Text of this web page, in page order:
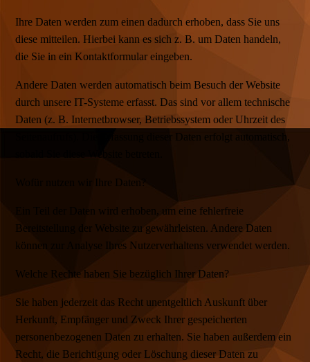
Ihre Daten werden zum einen dadurch erhoben, dass Sie uns
diese mitteilen. Hierbei kann es sich z. B. um Daten handeln,
die Sie in ein Kontaktformular eingeben.
Andere Daten werden automatisch beim Besuch der Website
durch unsere IT-Systeme erfasst. Das sind vor allem technische
Daten (z. B. Internetbrowser, Betriebssystem oder Uhrzeit des
Seitenaufrufs). Die Erfassung dieser Daten erfolgt automatisch,
Wofür nutzen wir Ihre Daten?
Ein Teil der Daten wird erhoben, um eine fehlerfreie
Bereitstellung der Website zu gewährleisten. Andere Daten
können zur Analyse Ihres Nutzerverhaltens verwendet werden.
Welche Rechte haben Sie bezüglich Ihrer Daten?
Sie haben jederzeit das Recht unentgeltlich Auskunft über
Herkunft, Empfänger und Zweck Ihrer gespeicherten
personenbezogenen Daten zu erhalten. Sie haben außerdem ein
Recht, die Berichtigung oder Löschung dieser Daten zu